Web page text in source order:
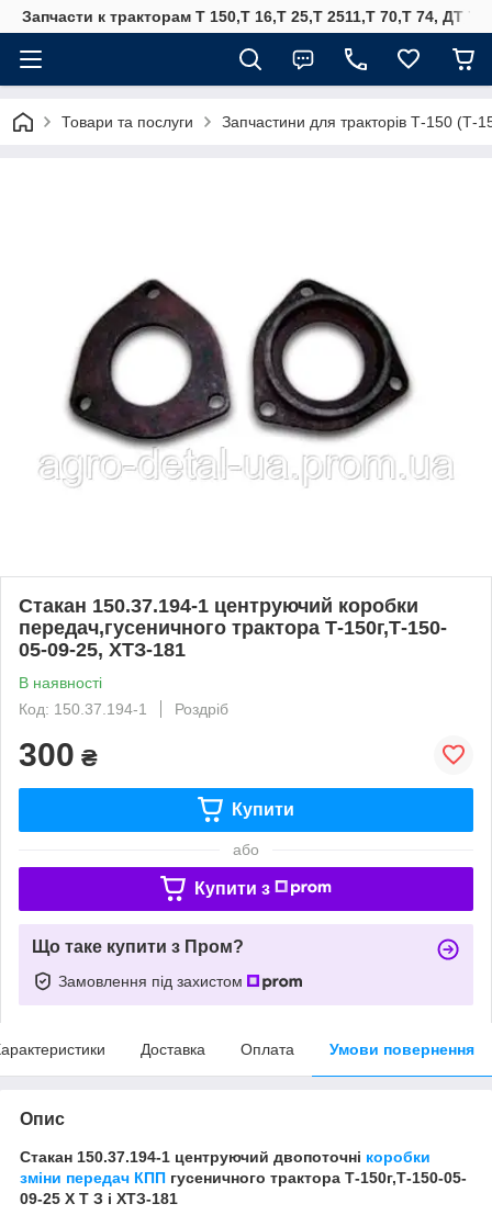
Запчасти к тракторам Т 150,Т 16,Т 25,Т 2511,Т 70,Т 74, ДТ
Товари та послуги Запчастини для тракторів Т-150
Стакан 150.37.194-1 центруючий коробки
передач,гусеничного трактора Т-150г,Т-150-
05-09-25, ХТЗ-181
В наявності
Код: 150.37.194-1
Роздріб
300 ₴
Купити
або
Купити з
Що таке купити з Пром?
Замовлення під захистом
Доставка Оплата Умови повернення
Опис
Стакан 150.37.194-1 центруючий двопоточні коробки
зміни передач КПП гусеничного трактора Т-150г,Т-150-05-
09-25 Х Т З і ХТЗ-181